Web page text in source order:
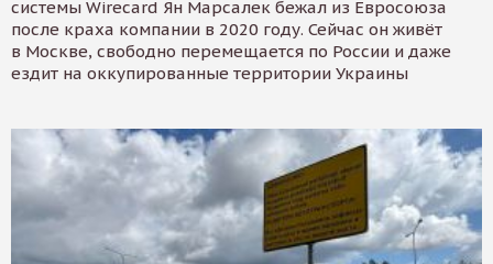
системы Wirecard Ян Марсалек бежал из Евросоюза
после краха компании в 2020 году. Сейчас он живёт
в Москве, свободно перемещается по России и даже
ездит на оккупированные территории Украины